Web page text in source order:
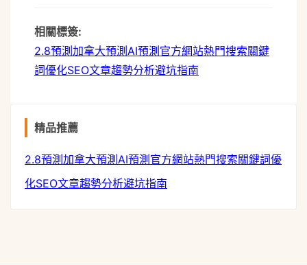
相關標簽:
2.8預測 加拿大預測 AI預測 官方網站熱門搜索關鍵
詞優化SEO文章趨勢分析避坑指南
精品推薦
2.8預測 加拿大預測 AI預測 官方網站熱門搜索關鍵詞優
化SEO文章趨勢分析避坑指南